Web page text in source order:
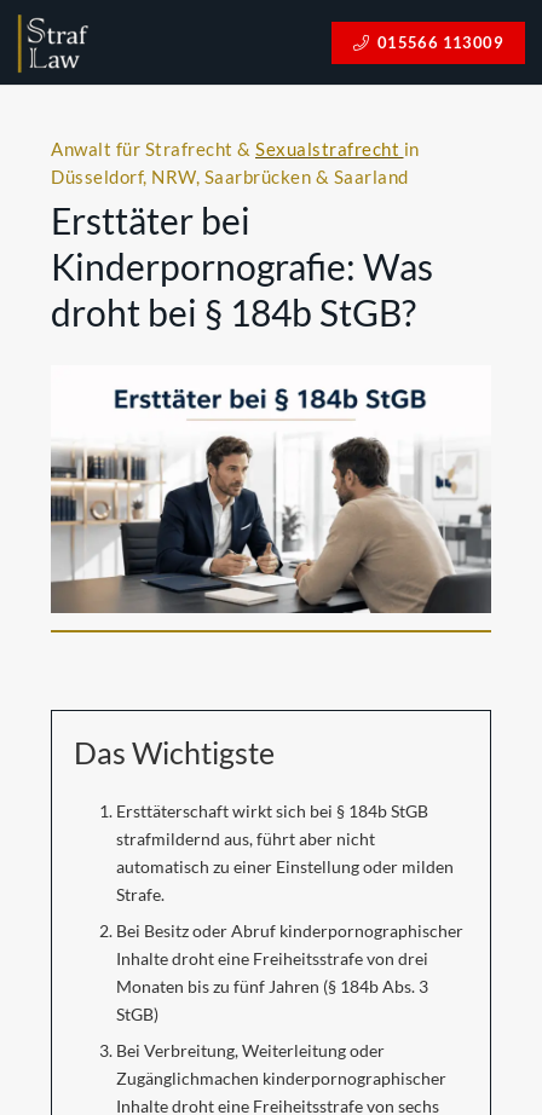
015566 113009
Anwalt für Strafrecht & Sexualstrafrecht in
Düsseldorf, NRW, Saarbrücken & Saarland
Ersttäter bei
Kinderpornografie: Was
droht bei § 184b StGB?
Das Wichtigste
Ersttäterschaft wirkt sich bei § 184b StGB
strafmildernd aus, führt aber nicht
automatisch zu einer Einstellung oder milden
Strafe.
Bei Besitz oder Abruf kinderpornographischer
Inhalte droht eine Freiheitsstrafe von drei
Monaten bis zu fünf Jahren (§ 184b Abs. 3
StGB)
Bei Verbreitung, Weiterleitung oder
Zugänglichmachen kinderpornographischer
Inhalte droht eine Freiheitsstrafe von sechs